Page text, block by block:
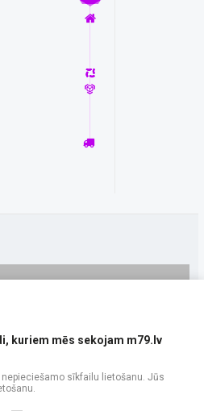
kuriem mēs sekojam m79.lv
sīkfailu lietošanu. Jūs